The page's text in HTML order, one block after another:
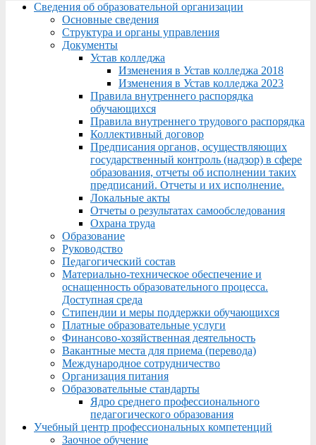
Menu
Сведения об образовательной организации
Основные сведения
Структура и органы управления
Документы
Устав колледжа
Изменения в Устав колледжа 2018
Изменения в Устав колледжа 2023
Правила внутреннего распорядка
обучающихся
Правила внутреннего трудового распорядка
Коллективный договор
Предписания органов, осуществляющих
государственный контроль (надзор) в сфере
образования, отчеты об исполнении таких
предписаний. Отчеты и их исполнение.
Локальные акты
Отчеты о результатах самообследования
Охрана труда
Образование
Руководство
Педагогический состав
Материально-техническое обеспечение и
оснащенность образовательного процесса.
Доступная среда
Стипендии и меры поддержки обучающихся
Платные образовательные услуги
Финансово-хозяйственная деятельность
Вакантные места для приема (перевода)
Международное сотрудничество
Организация питания
Образовательные стандарты
Ядро среднего профессионального
педагогического образования
Учебный центр профессиональных компетенций
Заочное обучение